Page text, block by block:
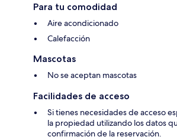
Para tu comodidad
Aire acondicionado
Calefacción
Mascotas
No se aceptan mascotas
Facilidades de acceso
Si tienes necesidades de acceso
la propiedad utilizando los datos
confirmación de la reservación.